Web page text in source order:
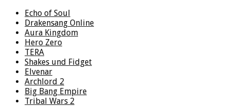
Echo of Soul
Drakensang Online
Aura Kingdom
Hero Zero
TERA
Shakes und Fidget
Elvenar
Archlord 2
Big Bang Empire
Tribal Wars 2